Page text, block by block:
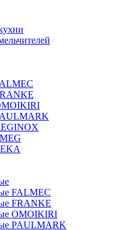
FALMEC
FRANKE
OMOIKIRI
PAULMARK